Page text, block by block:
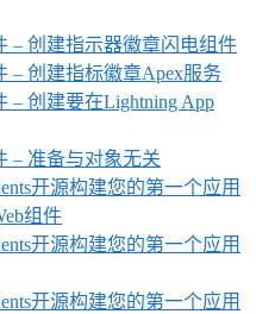
– 创建指示器徽章闪电组件
– 创建指标徽章Apex服务
– 创建要在Lightning App
– 准备与对象无关
开源构建您的第一个应用
组件
开源构建您的第一个应用
开源构建您的第一个应用